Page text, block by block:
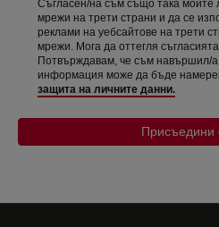
Съгласен/на съм също така моите
мрежи на трети страни и да се
реклами на уебсайтове на трети
мрежи. Мога да оттегля
Потвърждавам, че съм навършил/
информация може да бъде
защита на личните данни.
Присъедини